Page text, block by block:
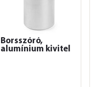
Borsszóró,
alumínium kivitel